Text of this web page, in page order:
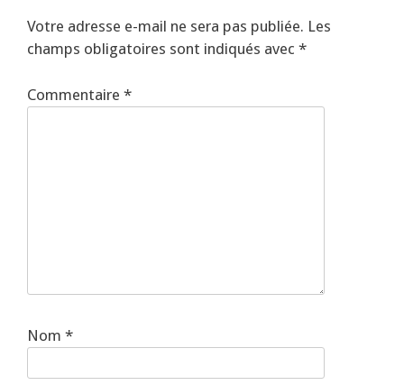
Votre adresse e-mail ne sera pas publiée. Les
champs obligatoires sont indiqués avec *
Commentaire *
Nom *